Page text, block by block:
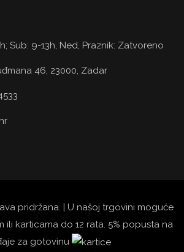
Sub: 9-13h, Ned, Praznik: Zatvoreno
46, 23000, Zadar
pridržana. | U našoj trgovini moguće
ili karticama do 12 rata. 5% popusta na
za gotovinu